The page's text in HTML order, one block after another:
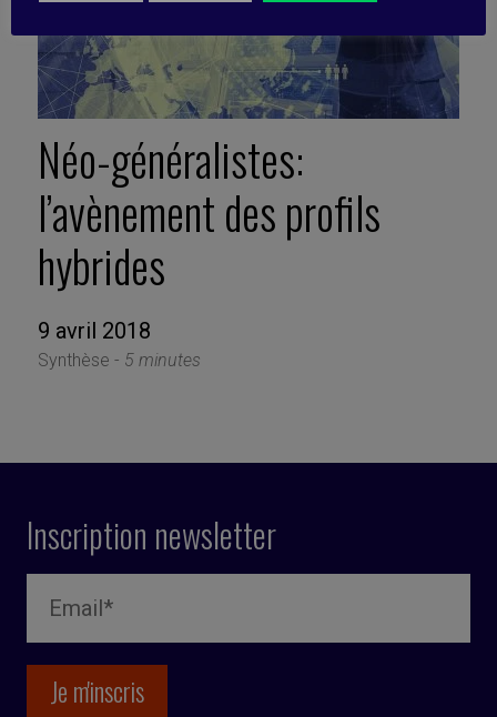
Néo-généralistes:
l’avènement des profils
hybrides
9 avril 2018
Synthèse - 5 minutes
Inscription newsletter